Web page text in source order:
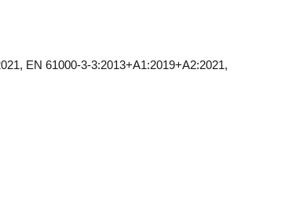
EN 61000-3-3:2013+A1:2019+A2:2021,